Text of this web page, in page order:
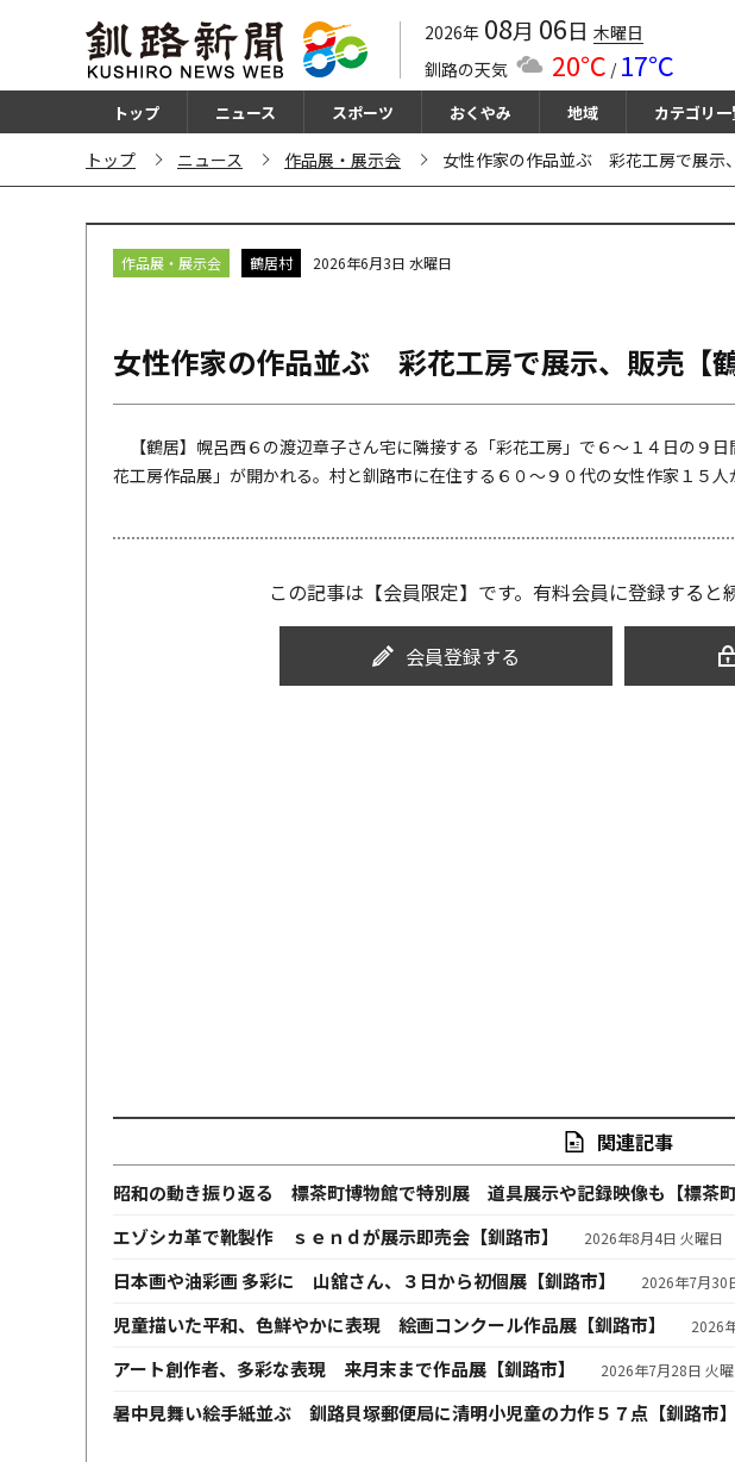
2026年 08月 06日 木曜日
釧路の天気
20℃ / 17℃
トップ ニュース スポーツ おくやみ 地域 カテゴリ
トップ ニュース 作品展・展示会 女性作家の作品並ぶ 彩花工房で展示
作品展・展示会 鶴居村 2026年6月3日 水曜日
女性作家の作品並ぶ 彩花工房で展示、販売【鶴
【鶴居】幌呂西６の渡辺章子さん宅に隣接する「彩花工房」で６～１４日の９
花工房作品展」が開かれる。村と釧路市に在住する６０～９０代の女性作家１５人
この記事は【会員限定】です。有料会員に登録すると
会員登録する
関連記事
昭和の動き振り返る 標茶町博物館で特別展 道具展示や記録映像も【標茶町
エゾシカ革で靴製作 ｓｅｎｄが展示即売会【釧路市】 2026年8月4日 火曜日
日本画や油彩画 多彩に 山舘さん、３日から初個展【釧路市】 2026年7月30
児童描いた平和、色鮮やかに表現 絵画コンクール作品展【釧路市】 2026
アート創作者、多彩な表現 来月末まで作品展【釧路市】 2026年7月28日 火
暑中見舞い絵手紙並ぶ 釧路貝塚郵便局に清明小児童の力作５７点【釧路市】